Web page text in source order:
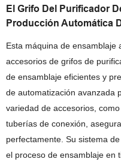
El Grifo Del Purificador
Producción Automática
Esta máquina de ensamblaje
accesorios de grifos de
de ensamblaje eficientes y
de automatización avanzada
variedad de accesorios,
tuberías de conexión,
perfectamente. Su sistema
el proceso de ensamblaje en